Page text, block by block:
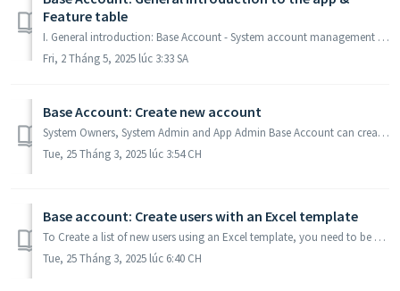
Feature table
I. General introduction: Base Account - System account management software. Base Account is a software that helps operators manage all accounts in their ...
Fri, 2 Tháng 5, 2025 lúc 3:33 SA
Base Account: Create new account
System Owners, System Admin and App Admin Base Account can create new accounts for users. With an Owner account, you can create all types of accounts: Owner...
Tue, 25 Tháng 3, 2025 lúc 3:54 CH
Base account: Create users with an Excel template
To Create a list of new users using an Excel template, you need to be a System Owner/ System Admin or App Admin Account, then please follow these steps: ...
Tue, 25 Tháng 3, 2025 lúc 6:40 CH